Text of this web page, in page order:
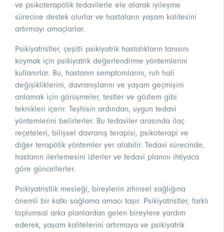
ve psikoterapötik tedavilerle ele alarak iyileşme
sürecine destek olurlar ve hastaların yaşam kalitesini
artırmayı amaçlarlar.
Psikiyatristler, çeşitli psikiyatrik hastalıkların tanısını
koymak için psikiyatrik değerlendirme yöntemlerini
kullanırlar. Bu, hastanın semptomlarını, ruh hali
değişikliklerini, davranışlarını ve yaşam geçmişini
anlamak için görüşmeler, testler ve gözlem gibi
teknikleri içerir. Teşhisin ardından, uygun tedavi
yöntemlerini belirlerler. Bu tedaviler arasında ilaç
reçeteleri, bilişsel davranış terapisi, psikoterapi ve
diğer terapötik yöntemler yer alabilir. Tedavi sürecinde,
hastanın ilerlemesini izlerler ve tedavi planını ihtiyaca
göre güncellerler.
Psikiyatristlik mesleği, bireylerin zihinsel sağlığına
önemli bir katkı sağlama amacı taşır. Psikiyatristler, farklı
toplumsal arka planlardan gelen bireylere yardım
ederek, yaşam kalitelerini artırmaya ve psikiyatrik